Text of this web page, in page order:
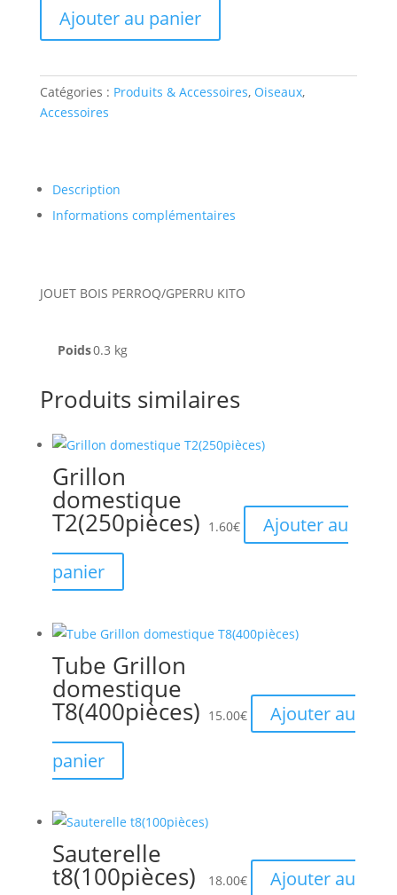
JOUET
BOIS
KITO
Ajouter au panier
Catégories : Produits & Accessoires, Oiseaux,
Accessoires
Description
Informations complémentaires
JOUET BOIS PERROQ/GPERRU KITO
Poids0.3 kg
Produits similaires
Grillon
domestique
T2(250pièces) 1.60€
Ajouter au
panier
Tube Grillon
domestique
T8(400pièces) 15.00€
Ajouter au
panier
Sauterelle
t8(100pièces) 18.00€
Ajouter au